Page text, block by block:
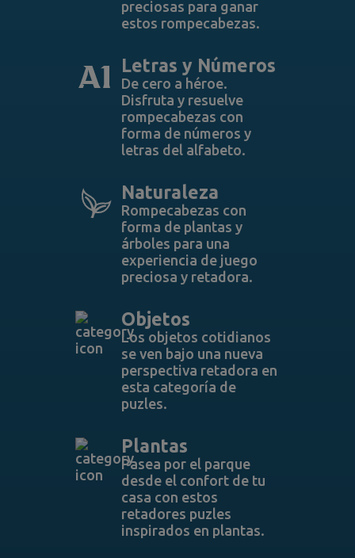
preciosas para ganar
estos rompecabezas.
Letras y Números
De cero a héroe.
Disfruta y resuelve
rompecabezas con
forma de números y
letras del alfabeto.
Naturaleza
Rompecabezas con
forma de plantas y
árboles para una
experiencia de juego
preciosa y retadora.
Objetos
Los objetos cotidianos
se ven bajo una nueva
perspectiva retadora en
esta categoría de
puzles.
Plantas
Pasea por el parque
desde el confort de tu
casa con estos
retadores puzles
inspirados en plantas.